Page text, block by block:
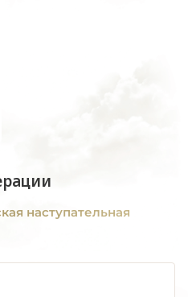
наступательная